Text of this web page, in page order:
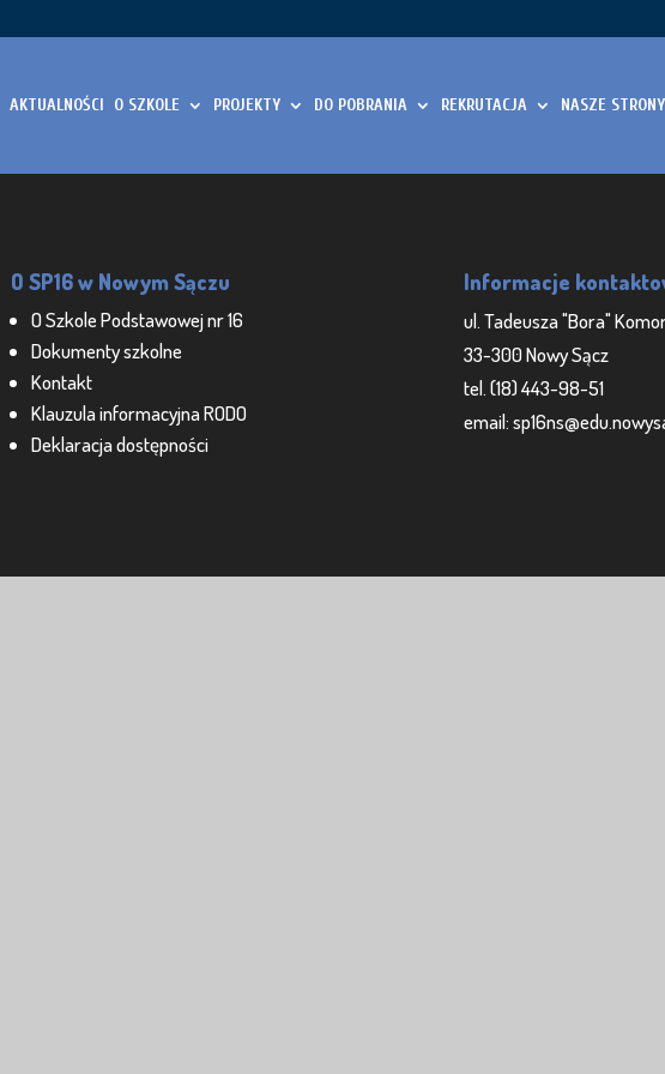
AKTUALNOŚCI O SZKOLE PROJEKTY DO POBRANIA REKRUTACJA NASZE STRONY
O SP16 w Nowym Sączu
O Szkole Podstawowej nr 16
Dokumenty szkolne
Kontakt
Klauzula informacyjna RODO
Deklaracja dostępności
Informacje
ul. Tadeusza "Bora"
33-300 Nowy Sącz
tel. (18) 443-98-51
email: